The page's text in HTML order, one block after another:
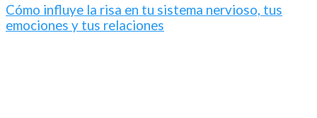
Cómo influye la risa en tu sistema nervioso, tus
emociones y tus relaciones